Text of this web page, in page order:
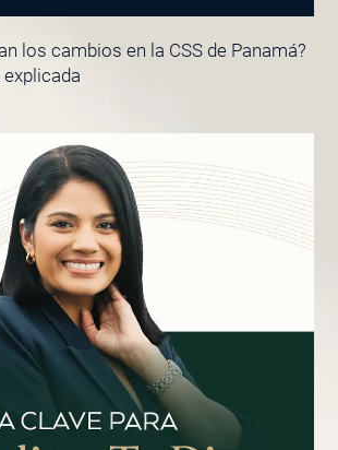
los cambios en la CSS de Panamá?
explicada